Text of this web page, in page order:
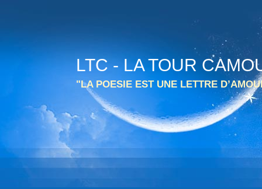
LTC - LA TOUR
"LA POESIE EST UNE LETTRE